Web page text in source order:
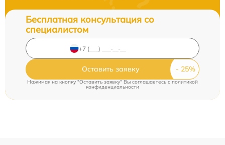
Бесплатная консультация со
специалистом
Оставить заявку
Нажимая на кнопку "Оставить заявку" Вы соглашаетесь c политикой
конфиденциальности